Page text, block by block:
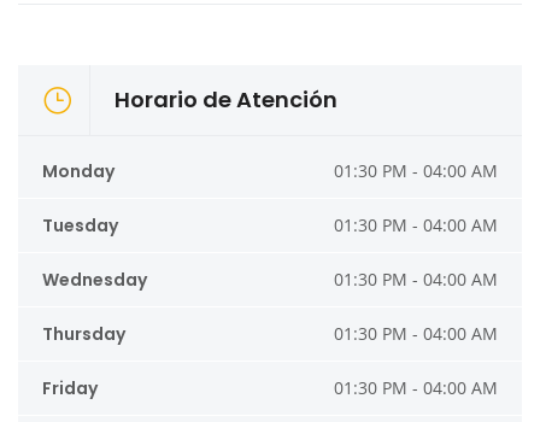
Horario de Atención
Monday 01:30 PM - 04:00 AM
Tuesday 01:30 PM - 04:00 AM
Wednesday 01:30 PM - 04:00 AM
Thursday 01:30 PM - 04:00 AM
Friday 01:30 PM - 04:00 AM